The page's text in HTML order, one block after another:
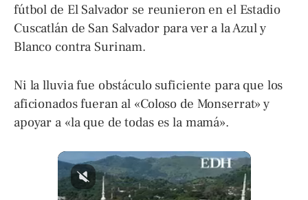
fútbol de El Salvador se reunieron en el Estadio
Cuscatlán de San Salvador para ver a la Azul y
Blanco contra Surinam.
Ni la lluvia fue obstáculo suficiente para que los
aficionados fueran al «Coloso de Monserrat» y
apoyar a «la que de todas es la mamá».